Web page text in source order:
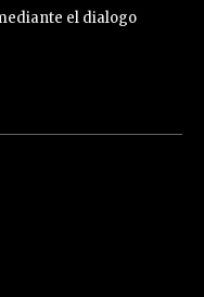
el dialogo